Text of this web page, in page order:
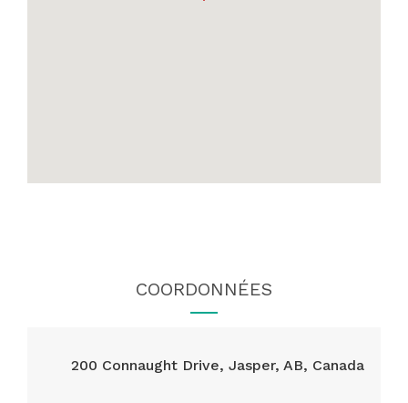
COORDONNÉES
200 Connaught Drive, Jasper, AB, Canada